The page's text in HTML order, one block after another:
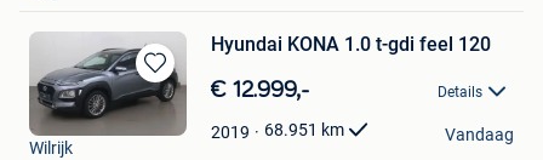
Bewaren
in
Hyundai KONA 1.0 t-gdi feel 120
€ 12.999,- Details
2019 68.951 km
Cardoen
Wilrijk
Vandaag